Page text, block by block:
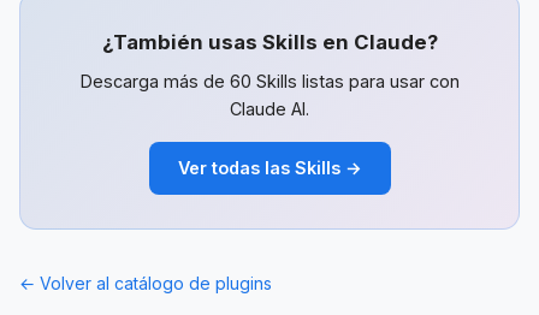
¿También usas Skills en Claude?
Descarga más de 60 Skills listas para usar con
Claude AI.
Ver todas las Skills →
← Volver al catálogo de plugins